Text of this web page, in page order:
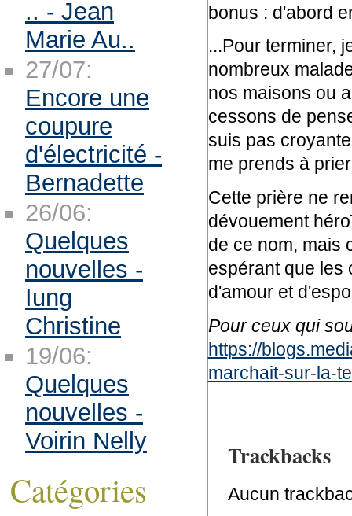
bonus : d'abord
...Pour terminer,
nombreux
nos maisons ou
cessons de
suis pas
me prends à
Cette prière ne
dévouement
de ce nom, mais
espérant que les
d'amour et
Pour ceux qui
https://
marchait-sur-la-
Trackbacks
Aucun
.. - Jean
Marie Au..
27/07:
Encore une
coupure
d'électricité -
Bernadette
26/06:
Quelques
nouvelles -
Iung
Christine
19/06:
Quelques
nouvelles -
Voirin Nelly
Catégories